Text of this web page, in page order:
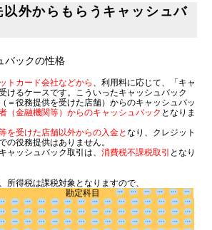
以外からもらうキャッシュバ
バックの性格
トカード会社などから
、利用料に応じて、「キャ
けるケースです。こういったキャッシュバック
＝役務提供を受けた店舗）からのキャッシュバッ
（金融機関等）からのキャッシュバック となりま
を受けた店舗以外からの入金となり、クレジット
の役務提供はありません。
ャッシュバック取引は、 消費税不課税取引 となり
所得税は課税対象となりますので、
勘定科目